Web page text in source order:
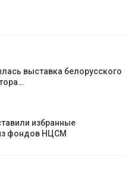
выставка белорусского
избранные
фондов НЦСМ